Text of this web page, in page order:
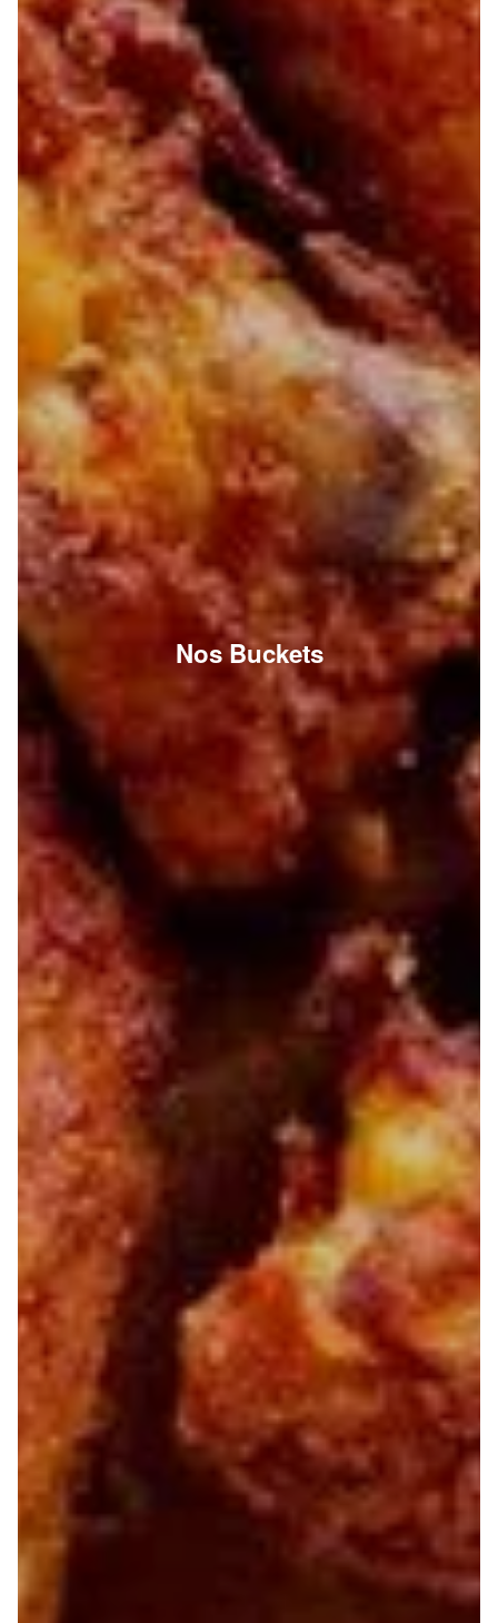
Nos Buckets